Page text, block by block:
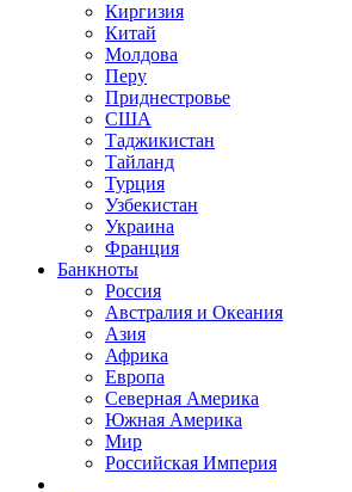
Киргизия
Китай
Молдова
Перу
Приднестровье
США
Таджикистан
Тайланд
Турция
Узбекистан
Украина
Франция
Банкноты
Россия
Австралия и Океания
Азия
Африка
Европа
Северная Америка
Южная Америка
Мир
Российская Империя